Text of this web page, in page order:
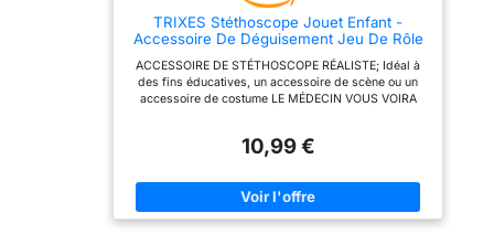
TRIXES Stéthoscope Jouet Enfant -
Accessoire De Déguisement Jeu De Rôle
ACCESSOIRE DE STÉTHOSCOPE RÉALISTE; Idéal à
des fins éducatives, un accessoire de scène ou un
accessoire de costume LE MÉDECIN VOUS VOIRA
ACCESSOIRE PARFAIT POUR LES FÊTES À THÈME;
tenue vétérinaire avec cet accessoire réaliste de
stéthoscope OUTIL ÉDUCATIF; Renseignez-vous sur
le corps humain et écoutez votre rythme cardiaque
10,99 €